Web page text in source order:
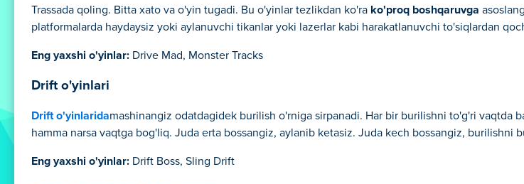
Trassada qoling. Bitta xato va o'yin tugadi. Bu o'yinlar tezlikdan ko'ra ko'proq boshqaruvga
platformalarda haydaysiz yoki aylanuvchi tikanlar yoki lazerlar kabi harakatlanuvchi to'siqlardan
Eng yaxshi o'yinlar: Drive Mad, Monster Tracks
Drift o'yinlari
Drift o'yinlaridamashinangiz odatdagidek burilish o'rniga sirpanadi. Har bir burilishni to'g'ri vaqtda
hamma narsa vaqtga bog'liq. Juda erta bossangiz, aylanib ketasiz. Juda kech bossangiz, burilishni
Eng yaxshi o'yinlar: Drift Boss, Sling Drift